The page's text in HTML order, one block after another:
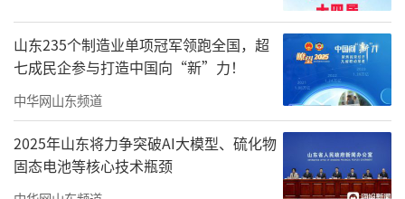
涂抹上、用以招揽游客的妆容。其“劫”之深
意，正藏在这粉饰的繁荣与内在萧条的尖锐对
比之中。
山东235个制造业单项冠军领跑全国，超
七成民企参与打造中国向“新”力！
中华网山东频道
2025年山东将力争突破AI大模型、硫化物
固态电池等核心技术瓶颈